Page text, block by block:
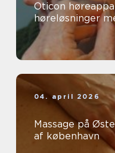
Oticon høreapparat
høreløsninger
04. april 2026
Massage på
af københavn